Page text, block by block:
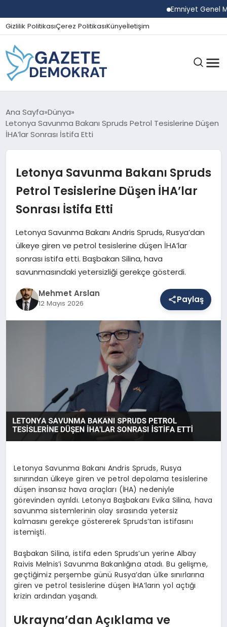
Emniyet Genel
Gizlilik PolitikasıÇerez PolitikasıKünyeİletişim
GÜNDEM
EKONOMI
SPOR
SAĞLIK
EĞITIM
Ana Sayfa Dünya
Letonya Savunma Bakanı Spruds Petrol Tesislerine Düşen
İHA’lar Sonrası İstifa Etti
Letonya Savunma Bakanı Spruds
Petrol Tesislerine Düşen İHA’lar
Sonrası İstifa Etti
Letonya Savunma Bakanı Andris Spruds, Rusya’dan
ülkeye giren ve petrol tesislerine düşen İHA’lar
sonrası istifa etti. Başbakan Silina, hava
savunmasındaki yetersizliği gerekçe gösterdi.
Mehmet Arslan
12 Mayıs 2026 Paylaş
Letonya Savunma Bakanı Andris Spruds, Rusya
sınırından ülkeye giren ve petrol depolama tesislerine
düşen insansız hava araçları (İHA) nedeniyle
görevinden ayrıldı. Letonya Başbakanı Evika Silina, hava
savunma sistemlerinin olay sırasında yetersiz
kalmasını gerekçe göstererek Spruds’tan istifasını
istemişti.
Başbakan Silina, istifa eden Spruds’un yerine Albay
Raivis Melnis’i Savunma Bakanlığına atadı. Bu gelişme,
geçtiğimiz perşembe günü Rusya’dan ülke sınırlarına
giren ve petrol tesislerine düşen İHA’ların yol açtığı
krizin ardından yaşandı.
Ukrayna’dan Açıklama ve